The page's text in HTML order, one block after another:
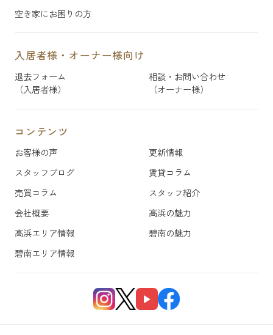
空き家にお困りの方
入居者様・オーナー様向け
退去フォーム
（入居者様）
相談・お問い合わせ
（オーナー様）
コンテンツ
お客様の声
更新情報
スタッフブログ
賃貸コラム
売買コラム
スタッフ紹介
会社概要
高浜の魅力
高浜エリア情報
碧南の魅力
碧南エリア情報